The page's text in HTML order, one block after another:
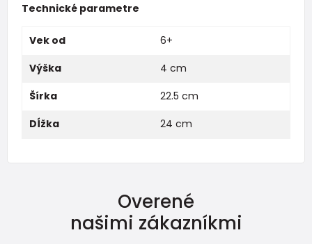
Technické parametre
Vek od
6+
Výška
4 cm
Šírka
22.5 cm
Dĺžka
24 cm
Overené
našimi zákazníkmi